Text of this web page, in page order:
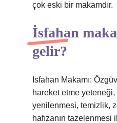
çok eski bir makamdır.
İsfahan
gelir?
Isfahan Makamı:
hareket etme yeteneği,
yenilenmesi, temizlik,
hafızanın tazelenmesi